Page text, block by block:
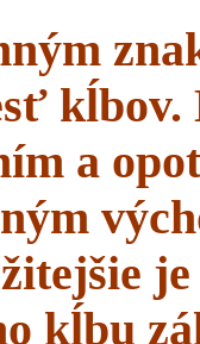
kĺbov.
a
kĺbu